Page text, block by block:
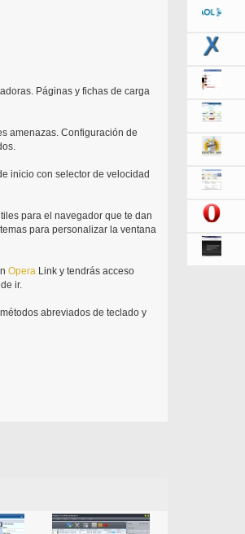
Páginas y fichas de carga
amenazas. Configuración de
inicio con selector de velocidad
para el navegador que te dan
para personalizar la ventana
OperaLink y tendrás acceso
ir.
abreviados de teclado y